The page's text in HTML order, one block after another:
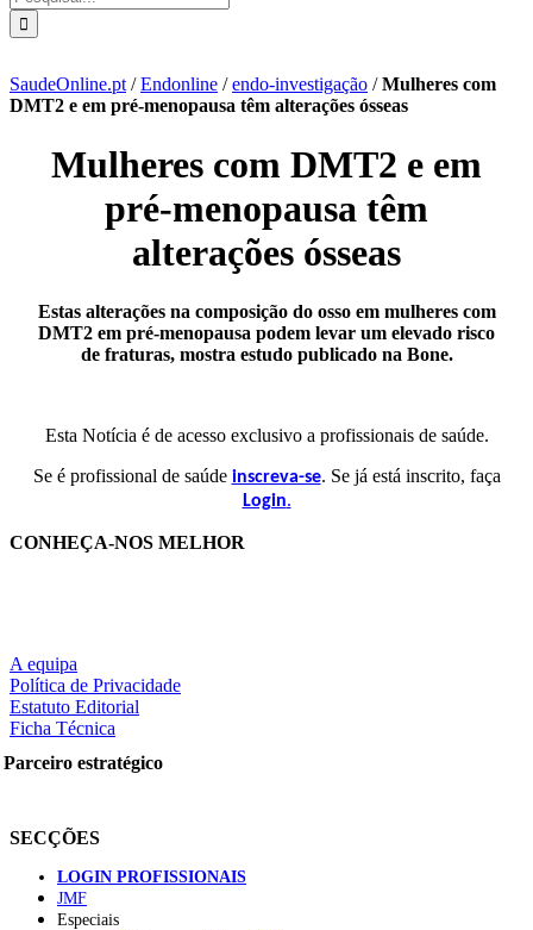
SaudeOnline.pt /Endonline /endo-investigação /Mulheres com
DMT2 e em pré-menopausa têm alterações ósseas
Mulheres com DMT2 e em
pré-menopausa têm
alterações ósseas
Estas alterações na composição do osso em mulheres com
DMT2 em pré-menopausa podem levar um elevado risco
de fraturas, mostra estudo publicado na Bone.
Esta Notícia é de acesso exclusivo a profissionais de saúde.
Se é profissional de saúde inscreva-se. Se já está inscrito, faça
Login.
CONHEÇA-NOS MELHOR
A equipa
Política de Privacidade
Estatuto Editorial
Ficha Técnica
Parceiro estratégico
SECÇÕES
LOGIN PROFISSIONAIS
JMF
Especiais